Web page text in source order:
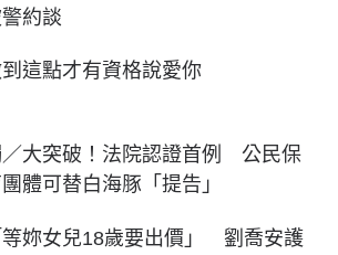
約談
這點才有資格說愛你
大突破！法院認證首例 公民保
體可替白海豚「提告」
等妳女兒18歲要出價」 劉喬安護